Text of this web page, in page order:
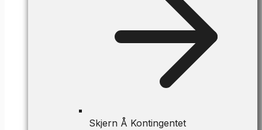
Skjern Å Kontingentet